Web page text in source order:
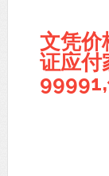
文凭
证应付